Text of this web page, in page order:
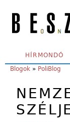
SECONDARY
HÍRMONDÓ
YOU ARE HERE:
Blogok » PoliBlog